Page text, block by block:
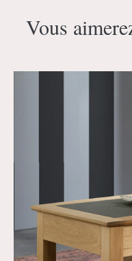
Vous